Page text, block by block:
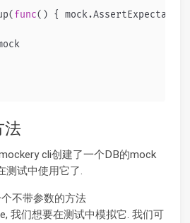
func() {
法
cli创建了一个DB的mock
测试中使用它了.
不带参数的方法
我们想要在测试中模拟它. 我们可